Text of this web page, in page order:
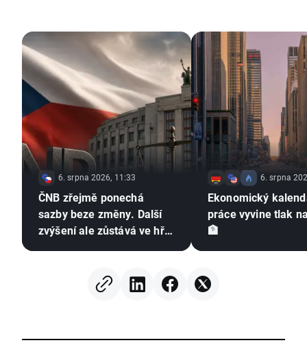
6. srpna 2026, 11:33
ČNB zřejmě ponechá
sazby beze změny. Další
zvýšení ale zůstává ve hře
6. srpna
Ekonomický
práce vyvine tlak
🏦